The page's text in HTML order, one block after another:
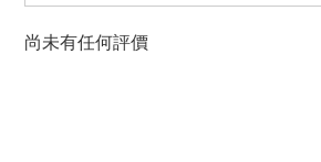
尚未有任何評價